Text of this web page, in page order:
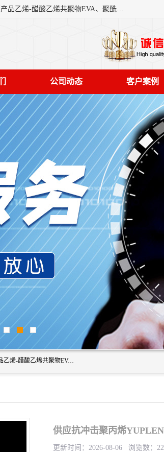
东莞市恒屹国际贸易有限公司（简称：恒屹国际）是一家石化原料综合营销服务商，主营产品乙烯-醋酸乙烯共聚物EVA、聚酰胺PA（尼龙）、醚酯型热塑弹性体TPEE等，公司秉承以市场为导向的战略思想，致力于大宗石化原料在中国市场的营销服务业务，为客户提供一站式的全面服务。
公司动态 客户案例
东莞市恒屹国际贸易有限公司（简称：恒屹国际）是一家石化原料综合营销服务商，主营产品乙烯-醋酸乙烯共聚物EVA、聚酰胺PA（尼龙）、醚酯型热塑弹性体TPEE等，公司秉承以市场为导向的战略思想，致力于大宗石化原料在中国市场的营销服务业务，为客户提供一站式的全面服务。
供应抗冲击聚丙烯
更新时间：2026-08-06 浏览数：